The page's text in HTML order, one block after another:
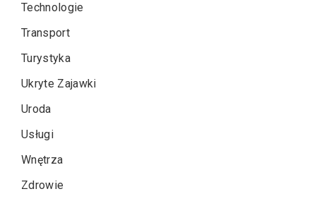
Technologie
Transport
Turystyka
Ukryte Zajawki
Uroda
Usługi
Wnętrza
Zdrowie